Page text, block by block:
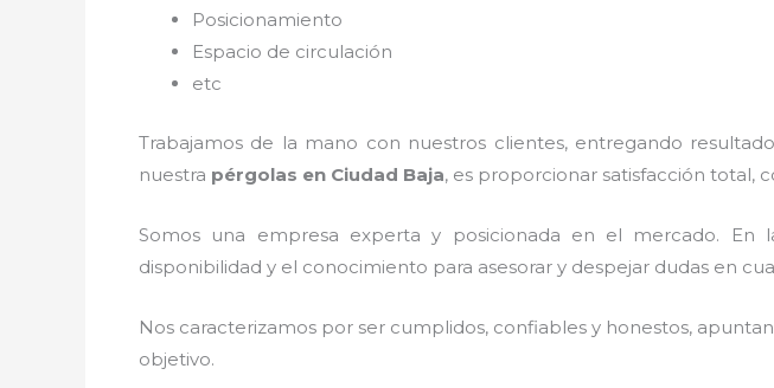
Posicionamiento
Espacio de circulación
etc
Trabajamos de la mano con nuestros clientes, entregando
nuestra pérgolas en Ciudad Baja, es proporcionar satisfacción total,
Somos una empresa experta y posicionada en el mercado. En
disponibilidad y el conocimiento para asesorar y despejar dudas en
Nos caracterizamos por ser cumplidos, confiables y honestos,
objetivo.